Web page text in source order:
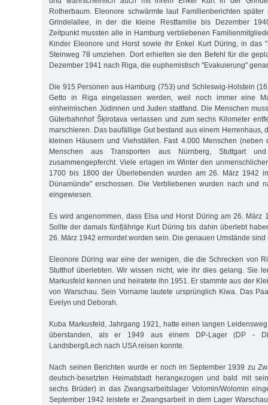
Rotherbaum. Eleonore schwärmte laut Familienberichten
Grindelallee, in der die kleine Restfamilie bis Dezember
Zeitpunkt mussten alle in Hamburg verbliebenen
Kinder Eleonore und Horst sowie ihr Enkel Kurt Düring, in das
Steinweg 78 umziehen. Dort erhielten sie den Befehl für die
Dezember 1941 nach Riga, die euphemistisch "Evakuierung"
Die 915 Personen aus Hamburg (753) und Schleswig-Holstein
Getto in Riga eingelassen werden, weil noch immer eine
einheimischen Jüdinnen und Juden stattfand. Die Menschen
Güterbahnhof Šķirotava verlassen und zum sechs Kilometer
marschieren. Das baufällige Gut bestand aus einem Herrenhaus,
kleinen Häusern und Viehställen. Fast 4.000 Menschen (neben
Menschen aus Transporten aus Nürnberg, Stuttgart
zusammengepfercht. Viele erlagen im Winter den
1700 bis 1800 der Überlebenden wurden am 26. März 1942
Dünamünde" erschossen. Die Verbliebenen wurden nach und
eingewiesen.
Es wird angenommen, dass Elsa und Horst Düring am 26. März
Sollte der damals fünfjährige Kurt Düring bis dahin überlebt
26. März 1942 ermordet worden sein. Die genauen Umstände sind
Eleonore Düring war eine der wenigen, die die Schrecken von
Stutthof überlebten. Wir wissen nicht, wie ihr dies gelang. Sie
Markusfeld kennen und heiratete ihn 1951. Er stammte aus der
von Warschau. Sein Vorname lautete ursprünglich Kiwa. Das
Evelyn und Deborah.
Kuba Markusfeld, Jahrgang 1921, hatte einen langen
überstanden, als er 1949 aus einem DP-Lager (DP -
Landsberg/Lech nach USA reisen konnte.
Nach seinen Berichten wurde er noch im September 1939 zu
deutsch-besetzten Heimatstadt herangezogen und bald mit
sechs Brüder) in das Zwangsarbeitslager Volomin/Wolomin
September 1942 leistete er Zwangsarbeit in dem Lager